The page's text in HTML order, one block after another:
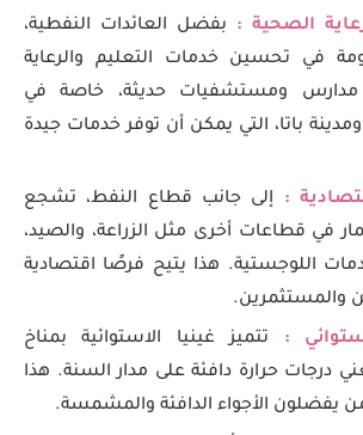
الصحية : بفضل العائدات النفطية،
في تحسين خدمات التعليم والرعاية
مدارس ومستشفيات حديثة، خاصة في
باتا، التي يمكن أن توفر خدمات جيدة
:
إلى جانب قطاع النفط، تشجع
في قطاعات أخرى مثل الزراعة، والصيد،
اللوجستية. هذا يتيح فرصًا اقتصادية
والمستثمرين.
: تتميز غينيا الاستوائية بمناخ
درجات حرارة دافئة على مدار السنة. هذا
يفضلون الأجواء الدافئة والمشمسة.